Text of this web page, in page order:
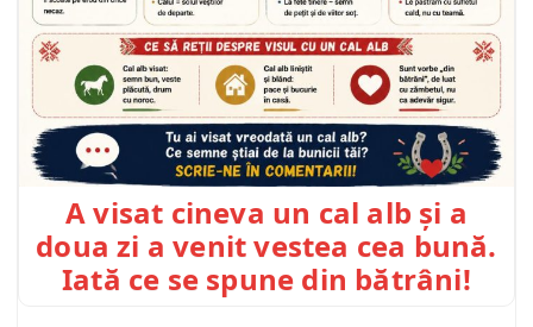
A visat cineva un cal alb și a
doua zi a venit vestea cea bună.
Iată ce se spune din bătrâni!